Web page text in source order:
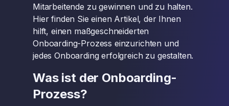
Mitarbeitende zu gewinnen und zu halten.
Hier finden Sie einen Artikel, der Ihnen
hilft, einen maßgeschneiderten
Onboarding-Prozess einzurichten und
jedes Onboarding erfolgreich zu gestalten.
Was ist der Onboarding-
Prozess?